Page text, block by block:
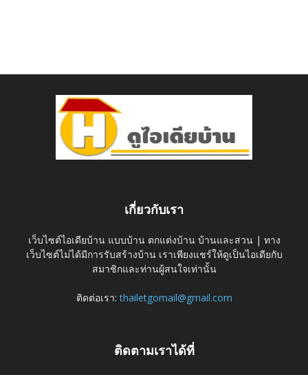
เกี่ยวกับเรา
เว็บไซต์ไอเดียบ้าน แบบบ้าน ตกแต่งบ้าน บ้านและสวน | ทาง
เว็บไซต์ไม่ได้มีการรับสร้างบ้าน เราเพียงแชร์ให้ดูเป็นไอเดียกับ
สมาชิกและท่านผู้สนใจเท่านั้น
ติดต่อเรา:thailetgomail@gmail.com
ติดตามเราได้ที่